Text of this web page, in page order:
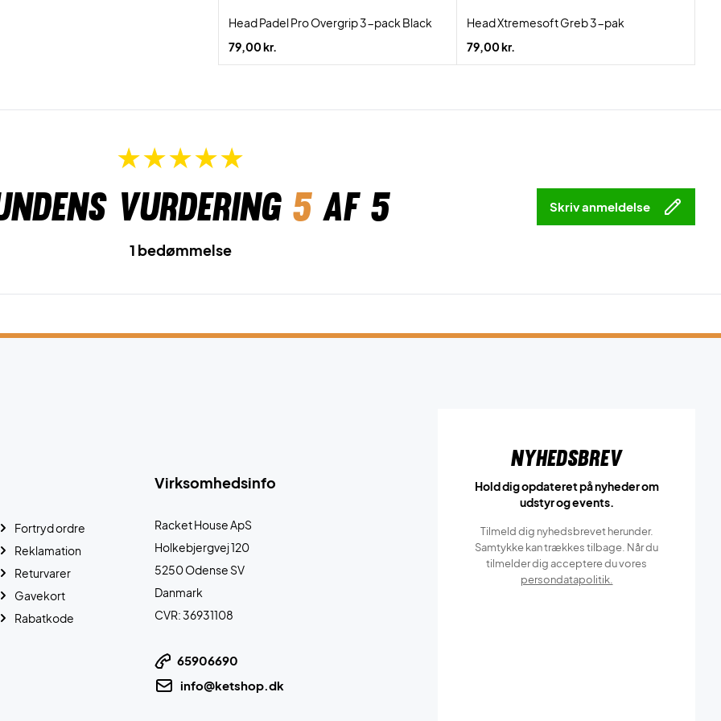
Head Padel Pro Overgrip 3-pack Black
79,00 kr.
Head Xtremesoft Greb 3-pak
79,00 kr.
vurdering 5af 5 Skriv anmeldelse
1 bedømmelse
Virksomhedsinfo
Racket House ApS
Holkebjergvej 120
5250 Odense SV
Danmark
CVR: 36931108
65906690
info@ketshop.dk
Fortryd ordre
Reklamation
Returvarer
Gavekort
Rabatkode
Nyhedsbrev
Hold dig opdateret på nyheder om
udstyr og events.
Tilmeld dig nyhedsbrevet herunder.
Samtykke kan trækkes tilbage. Når du
tilmelder dig acceptere du vores
persondatapolitik.